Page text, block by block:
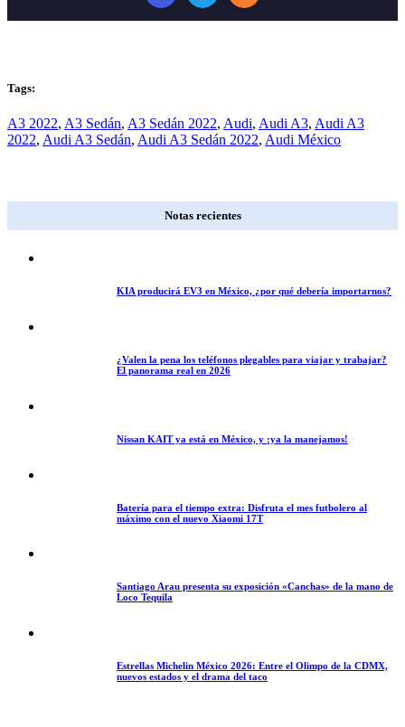
Tags:
A3 2022, A3 Sedán, A3 Sedán 2022, Audi, Audi A3, Audi A3
2022, Audi A3 Sedán, Audi A3 Sedán 2022, Audi México
Notas recientes
KIA producirá EV3 en México, ¿por qué debería importarnos?
¿Valen la pena los teléfonos plegables para viajar y trabajar?
El panorama real en 2026
Nissan KAIT ya está en México, y ¡ya la manejamos!
Batería para el tiempo extra: Disfruta el mes futbolero al
máximo con el nuevo Xiaomi 17T
Santiago Arau presenta su exposición «Canchas» de la mano de
Loco Tequila
Estrellas Michelin México 2026: Entre el Olimpo de la CDMX,
nuevos estados y el drama del taco